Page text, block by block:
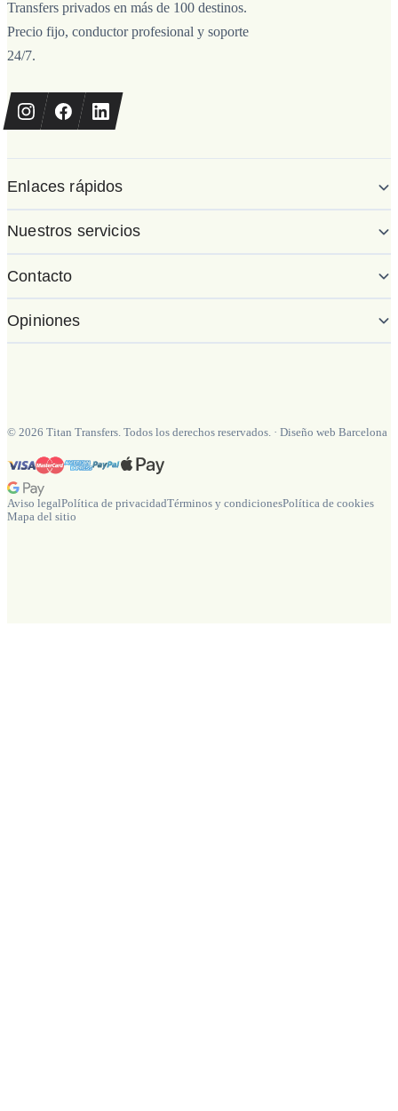
Transfers privados en más de 100 destinos.
Precio fijo, conductor profesional y soporte
24/7.
Enlaces rápidos
Nuestros servicios
Contacto
Opiniones
© 2026 Titan Transfers. Todos los derechos reservados. · Diseño web Barcelona
Aviso legalPolítica de privacidadTérminos y condicionesPolítica de cookies
Mapa del sitio